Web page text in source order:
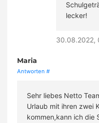
lecker!
30.08.2022,
Maria
Antworten #
Sehr liebes Netto
Urlaub mit ihren zwei
kommen,kann ich die